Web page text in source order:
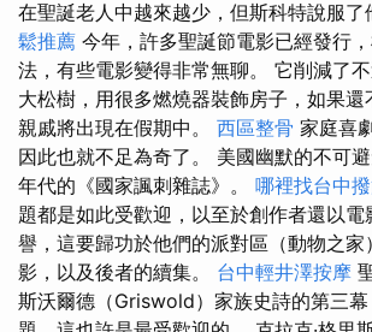
在聖誕老人中越來越少，但斯科特說服了
鬆推薦 今年，許多聖誕節電影已經發行
法，有些電影變得非常無聊。 它削減了
大松樹，用很多燃燒器裝飾房子，如果還
親戚將出現在假期中。 西區整骨 家庭喜
因此也就不足為奇了。 美國幽默的不可
年代的《國家諷刺雜誌》。 哪裡找台中
題都是如此受歡迎，以至於創作者還以
譽，這要歸功於他們的派對區（動物之家
影，以及後者的續集。 台中輕井澤按摩
斯沃爾德（Griswold）家族史詩的第三